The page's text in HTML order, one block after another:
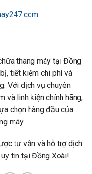
thang máy tại Đồng
tiết kiệm chi phí và
Với dịch vụ chuyên
và linh kiện chính hãng,
chọn hàng đầu của
máy.
tư vấn và hỗ trợ dịch
tín tại Đồng Xoài!